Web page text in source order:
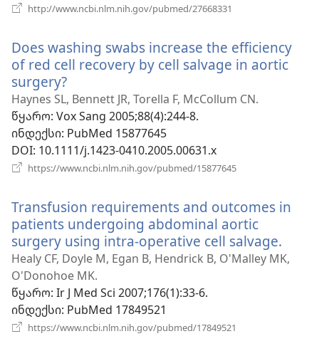
http://www.ncbi.nlm.nih.gov/pubmed/27668331
Does washing swabs increase the efficiency
of red cell recovery by cell salvage in aortic
surgery?
ახალი
ფანჯარა)
Haynes SL, Bennett JR, Torella F, McCollum CN.
წყარო‎: Vox Sang 2005;88(4):244-8.
ინდექსი‎: PubMed 15877645
DOI‎: 10.1111/j.1423-0410.2005.00631.x
https://www.ncbi.nlm.nih.gov/pubmed/15877645
Transfusion requirements and outcomes in
patients undergoing abdominal aortic
surgery using intra-operative cell salvage.
Healy CF, Doyle M, Egan B, Hendrick B, O'Malley MK,
O'Donohoe MK.
წყარო‎: Ir J Med Sci 2007;176(1):33-6.
ინდექსი‎: PubMed 17849521
https://www.ncbi.nlm.nih.gov/pubmed/17849521